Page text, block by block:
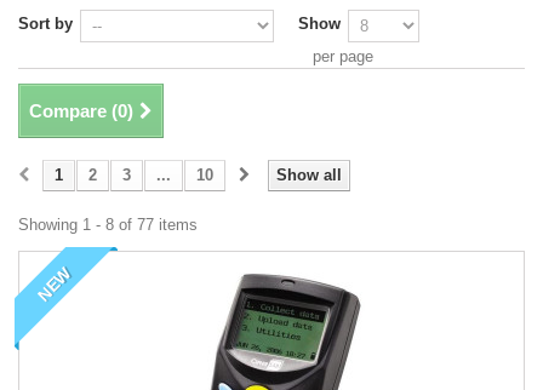
Sort by
Show
per page
Compare (0)
Show all
1 2 3 ... 10
Showing 1 - 8 of 77 items
NEW